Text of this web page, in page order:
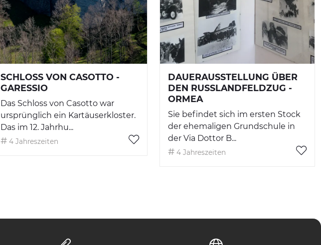
SCHLOSS VON CASOTTO -
GARESSIO
Das Schloss von Casotto war
ursprünglich ein Kartäuserkloster.
Das im 12. Jahrhu...
4 Jahreszeiten
DAUERAUSSTELLUNG ÜBER
DEN RUSSLANDFELDZUG -
ORMEA
Sie befindet sich im ersten Stock
der ehemaligen Grundschule in
der Via Dottor B...
4 Jahreszeiten